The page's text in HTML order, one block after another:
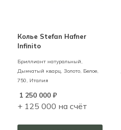
Колье Stefan Hafner
Infinito
Бриллиант натуральный,
Дымчатый кварц, Золото, Белое,
750, Италия
1 250 000 ₽
+ 125 000 на счёт